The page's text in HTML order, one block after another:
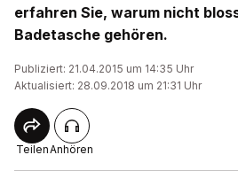
erfahren Sie, warum nicht
Badetasche gehören.
Publiziert: 21.04.2015 um 14:35 Uhr
Aktualisiert: 28.09.2018 um 21:31 Uhr
TeilenAnhören